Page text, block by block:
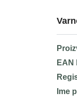
EAN
Ime